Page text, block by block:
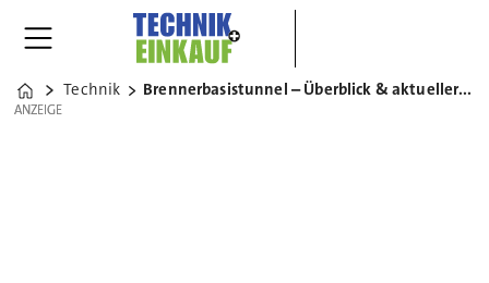
Home
Technik Brennerbasistunnel – Überblick & aktueller Stand
ANZEIGE
ANZEIGE